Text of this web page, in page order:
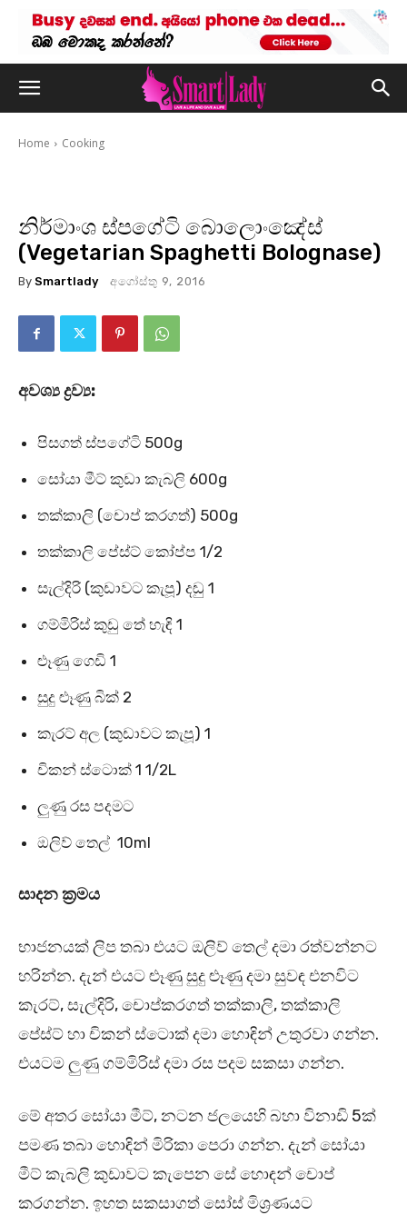
Home Cooking
නිර්මාංශ ස්පගේටි බොලොංඤේස්
(Vegetarian Spaghetti Bolognase)
By Smartlady අගෝස්තු 9, 2016
අවශ්‍ය ද්‍රව්‍ය:
පිසගත් ස්පගේටි 500g
සෝයා මීට් කුඩා කැබලි 600g
තක්කාලි (චොප් කරගත්) 500g
තක්කාලි පේස්ට් ‍කෝප්ප 1/2
සැල්දිරි (කුඩාවට කැපූ) දඬු 1
ගම්මිරිස් කුඩු තේ හැඳි 1
ළූණු ගෙඩි 1
සුදු ළූණු බික් 2
කැරට් අල (කුඩාවට කැපූ) 1
චිකන් ස්ටොක් 1 1/2L
ලුණු රස පදමට
ඔලිව් තෙල් 10ml
සාදන ක්‍රමය
භාජනයක් ලිප තබා එයට ඔලිව් තෙල් දමා රත්වන්නට
හරින්න. දැන් එයට ළූණු සුදු ළූණු දමා සුවඳ එනවිට
කැරට්, සැල්දිරි, චොප්කරගත් තක්කාලි, තක්කාලි
පේස්ට් හා චිකන් ස්ටොක් දමා හොඳින් උතුරවා ගන්න.
එයටම ලුණු ගම්මිරිස් දමා රස පදම සකසා ගන්න.
මේ අතර සෝයා මීට්, නටන ජලයෙහි බහා විනාඩි 5ක්
පමණ තබා හොඳින් මිරිකා පෙරා ගන්න. දැන් සෝයා
මීට් කැබලි කුඩාවට කැපෙන සේ හොඳන් චොප්
කරගන්න. ඉහත සකසාගත් සෝස් මිශ්‍රණයට